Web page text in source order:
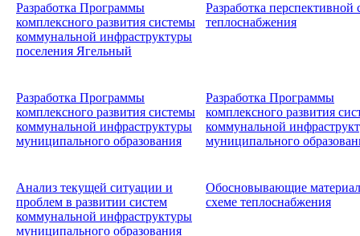
Разработка Программы
комплексного развития системы
коммунальной инфраструктуры
поселения Ягельный
Разработка перспективной
теплоснабжения
Разработка Программы
комплексного развития системы
коммунальной инфраструктуры
муниципального образования
Разработка Программы
комплексного развития
коммунальной
муниципального
Анализ текущей ситуации и
проблем в развитии систем
коммунальной инфраструктуры
муниципального образования
Обосновывающие
схеме теплоснабжения